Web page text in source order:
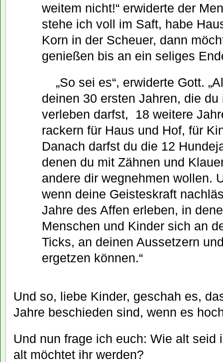
weitem nicht!“ erwiderte der
stehe ich voll im Saft, habe
Korn in der Scheuer, dann
genießen bis an ein seliges
„So sei es“, erwiderte Gott.
deinen 30 ersten Jahren, die
verleben darfst, 18 weitere
rackern für Haus und Hof, für
Danach darfst du die 12
denen du mit Zähnen und
andere dir wegnehmen wollen.
wenn deine Geisteskraft
Jahre des Affen erleben, in
Menschen und Kinder sich an
Ticks, an deinen Aussetzern
ergetzen können.“
Und so, liebe Kinder, geschah es,
Jahre beschieden sind, wenn es
Und nun frage ich euch: Wie alt seid
alt möchtet ihr werden?